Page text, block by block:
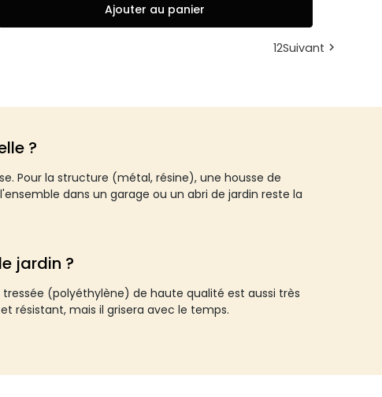
Ajouter au panier
12Suivant 
?
Pour la structure (métal, résine), une housse de
dans un garage ou un abri de jardin reste la
jardin ?
(polyéthylène) de haute qualité est aussi très
résistant, mais il grisera avec le temps.